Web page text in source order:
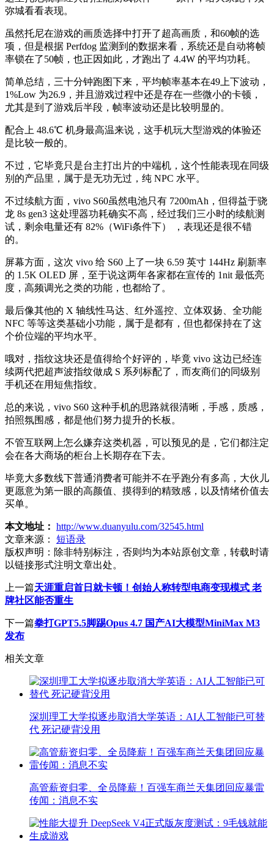
弥城看看表现。
虽然托尼在游戏的画质选择中打开了超高画质，和60帧的选
项，但是根据 Perfdog 监测到的数据来看，系统还是自动将帧
率锁在了50帧，也正因如此，才跑出了 4.4W 的平均功耗。
简单总结，三十分钟跑图下来，平均帧率基本在49上下波动，
1%Low 为26.9，并且游戏过程中还是存在一些微小的卡顿，
尤其是到了游戏后半段，帧率波动还是比较明显的。
配合上 48.6℃ 机身最高温来说，这手机玩大型游戏的体验还
是比较一般的。
不过，它毕竟只是台主打出片的中端机，这个性能表现在同级
别的产品里，属于是无功无过，纯 NPC 水平。
不过续航方面，vivo S60虽然电池只有 7200mAh，但得益于骁
龙 8s gen3 这处理器功耗确实不高，经过我们三小时的续航测
试，剩余电量还有 82%（WiFi条件下） ，表现还是很不错
的。
屏幕方面，这次 vivo 给 S60 上了一块 6.59 英寸 144Hz 刷新率
的 1.5K OLED 屏，至于说这两年各家都在宣传的 1nit 最低亮
度，高频调光之类的功能，也都给了。
最后像其他的 X 轴线性马达、红外遥控、立体双扬、全功能
NFC 等等这类基础小功能，属于是都有，但也都保持在了这
个价位端的平均水平。
哦对，指纹这块还是值得给个好评的，毕竟 vivo 这边已经连
续两代把超声波指纹做成 S 系列标配了，而友商们的同级别
手机还在用短焦指纹。
总的来说，vivo S60 这种手机的思路就很清晰，手感，质感，
拍照氛围感，都是他们努力提升的长板。
不管互联网上怎么嫌弃这类机器，可以预见的是，它们都注定
会在各大商场的柜台上长期存在下去。
毕竟大多数线下普通消费者可能并不在乎跑分有多高，大伙儿
更愿意为第一眼的高颜值、摸得到的精致感，以及情绪价值去
买单。
本文地址： http://www.duanyulu.com/32545.html
文章来源：
短语录
版权声明： 除非特别标注，否则均为本站原创文章，转载时请
以链接形式注明文章出处。
上一篇天涯重启首日就卡顿！创始人称转型电商变现模式 老
牌社区能否重生
下一篇拳打GPT5.5脚踢Opus 4.7 国产AI大模型MiniMax M3
发布
相关文章
深圳理工大学拟逐步取消大学英语：AI人工智能已可替
代 死记硬背没用
高管薪资归零、全员降薪！百强车商兰天集团回应暴雷
传闻：消息不实